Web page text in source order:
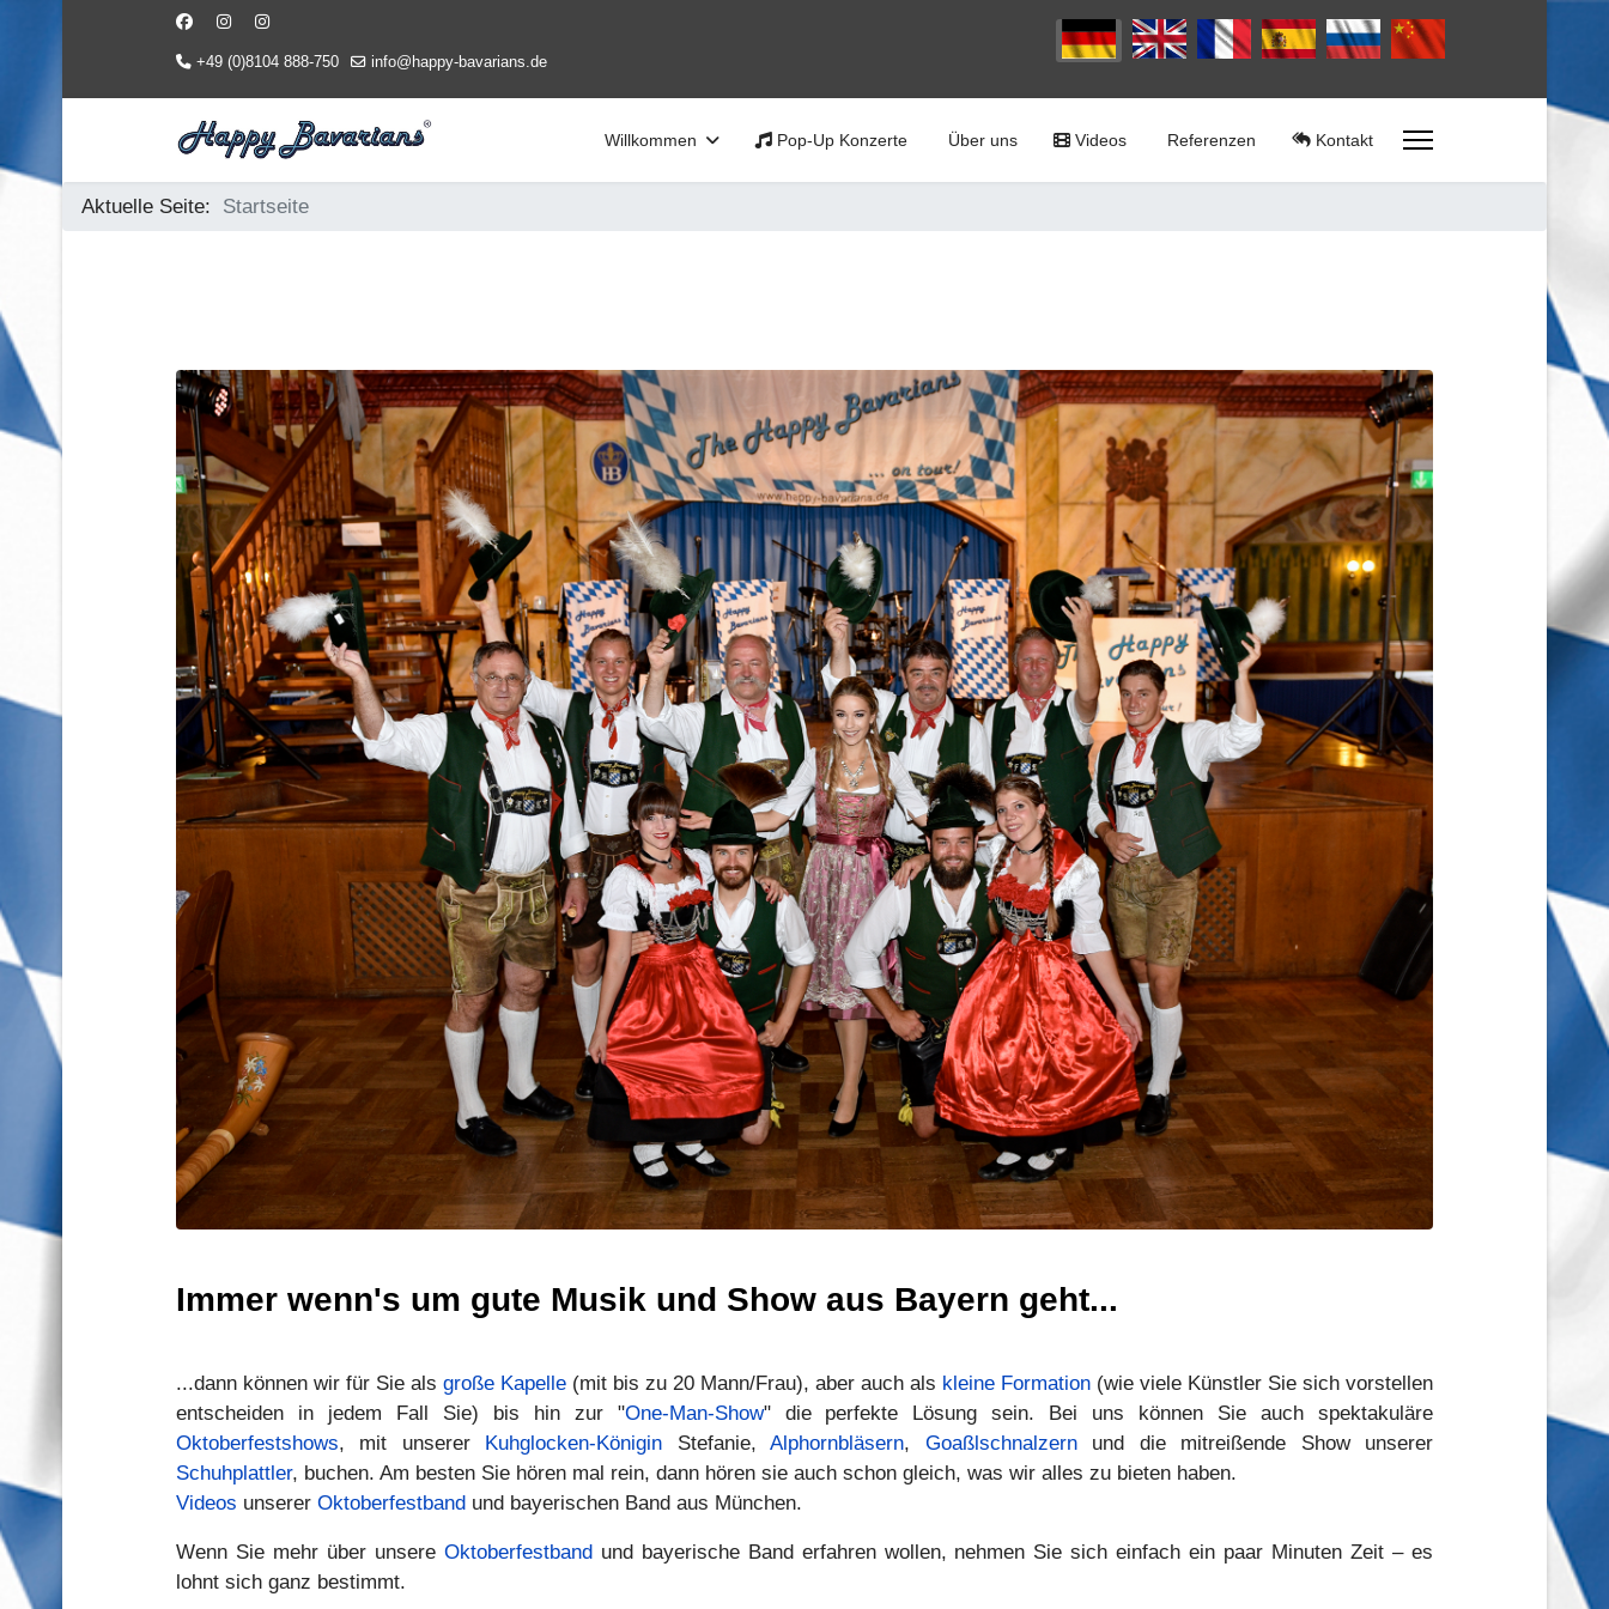
+49 (0)8104 888-750 info@happy-bavarians.de
Sprache auswählen
Willkommen Pop-Up Konzerte Über uns Videos Referenzen Kontakt
Aktuelle Seite: Startseite
Immer wenn's um gute Musik und Show aus Bayern geht...
...dann können wir für Sie als große Kapelle (mit bis zu 20 Mann/Frau), aber auch als kleine Formation (wie viele Künstler Sie sich vorstellen
entscheiden in jedem Fall Sie) bis hin zur "One-Man-Show" die perfekte Lösung sein. Bei uns können Sie auch spektakuläre
Oktoberfestshows, mit unserer Kuhglocken-Königin Stefanie,Alphornbläsern, Goaßlschnalzernund die mitreißende Show unserer
Schuhplattler, buchen. Am besten Sie hören mal rein, dann hören sie auch schon gleich, was wir alles zu bieten haben.
Videos unserer Oktoberfestband und bayerischen Band aus München.
Wenn Sie mehr über unsere Oktoberfestband und bayerische Band erfahren wollen, nehmen Sie sich einfach ein paar Minuten Zeit – es
lohnt sich ganz bestimmt.